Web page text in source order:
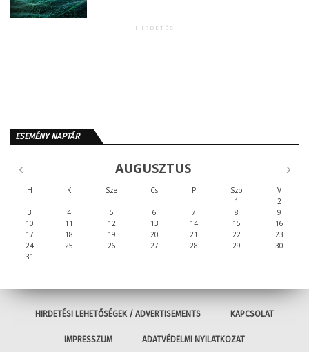
HIRDETÉS
ESEMÉNY NAPTÁR
AUGUSZTUS
H K Sze Cs P Szo
V
1
2
3
4 5 6 7 8
9
10
11 12 13 14 15
16
17
18 19 20 21 22
23
24
25 26 27 28 29
30
31
HIRDETÉSI LEHETŐSÉGEK / ADVERTISEMENTS KAPCSOLAT
IMPRESSZUM ADATVÉDELMI NYILATKOZAT